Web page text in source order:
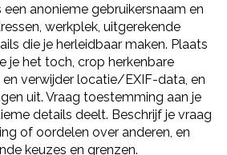
anonieme gebruikersnaam en
werkplek, uitgerekende
die je herleidbaar maken. Plaats
je het toch, crop herkenbare
verwijder locatie/EXIF-data, en
uit. Vraag toestemming aan je
details deelt. Beschrijf je vraag
of oordelen over anderen, en
keuzes en grenzen.